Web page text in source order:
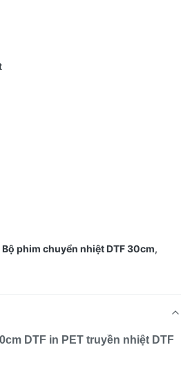
Bộ phim chuyển nhiệt DTF 30cm,
DTF in PET truyền nhiệt DTF